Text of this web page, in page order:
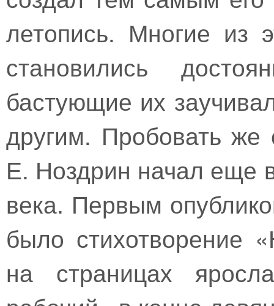
летопись. Многие из
становились
бастующие их
другим. Пробовать
Е. Ноздрин начал еще
века. Первым
было стихотворение
на страницах